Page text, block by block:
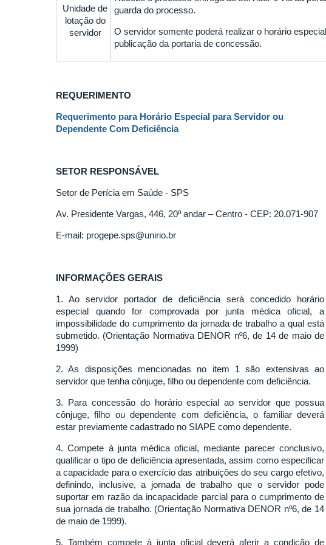
Unidade de
lotação do
servidor
guarda do processo.
O servidor somente poderá realizar o horário
publicação da portaria de concessão.
REQUERIMENTO
Requerimento para Horário Especial para Servidor ou
Dependente Com Deficiência
SETOR RESPONSÁVEL
Setor de Perícia em Saúde - SPS
Av. Presidente Vargas, 446, 20º andar – Centro - CEP: 20.071-907
E-mail: progepe.sps@unirio.br
INFORMAÇÕES GERAIS
1. Ao servidor portador de deficiência será concedido horário
especial quando for comprovada por junta médica oficial, a
impossibilidade do cumprimento da jornada de trabalho a qual está
submetido. (Orientação Normativa DENOR nº6, de 14 de maio de
1999)
2. As disposições mencionadas no item 1 são extensivas ao
servidor que tenha cônjuge, filho ou dependente com deficiência.
3. Para concessão do horário especial ao servidor que possua
cônjuge, filho ou dependente com deficiência, o familiar deverá
estar previamente cadastrado no SIAPE como dependente.
4. Compete à junta médica oficial, mediante parecer conclusivo,
qualificar o tipo de deficiência apresentada, assim como especificar
a capacidade para o exercício das atribuições do seu cargo efetivo,
definindo, inclusive, a jornada de trabalho que o servidor pode
suportar em razão da incapacidade parcial para o cumprimento de
sua jornada de trabalho. (Orientação Normativa DENOR nº6, de 14
de maio de 1999).
5. Também compete à junta oficial deverá aferir a condição de